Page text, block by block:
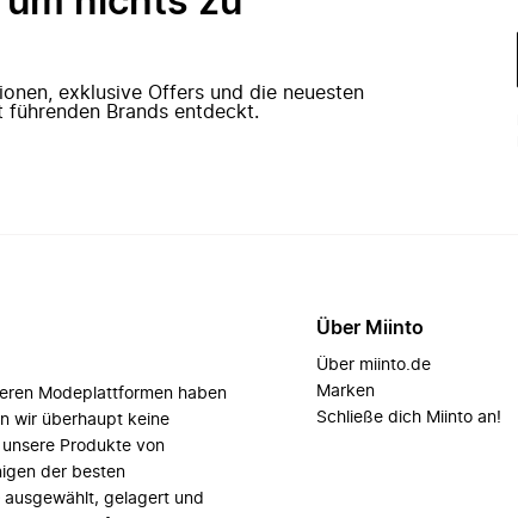
exklusive Offers und die neuesten
Brands entdeckt.
Modeplattformen haben
wir überhaupt keine
Produkte von
der besten
gelagert und
Über Miinto
Über miinto.de
Marken
Schließe dich Miinto an!